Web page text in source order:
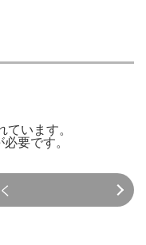
います。
必要です。